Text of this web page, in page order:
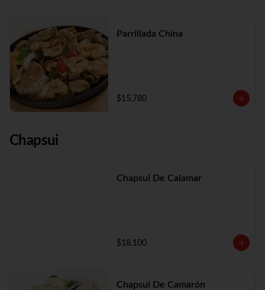
Parrillada China
$15.780
Chapsui
Chapsui De Calamar
$18.100
Chapsui De Camarón